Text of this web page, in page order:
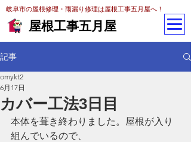
岐阜市の屋根修理・雨漏り修理は屋根工事五月屋へ！
屋根工事五月屋
記事
カバー工法3日目
omykt2
6月17日
本体を葺き終わりました。屋根が入り
組んでいるので、